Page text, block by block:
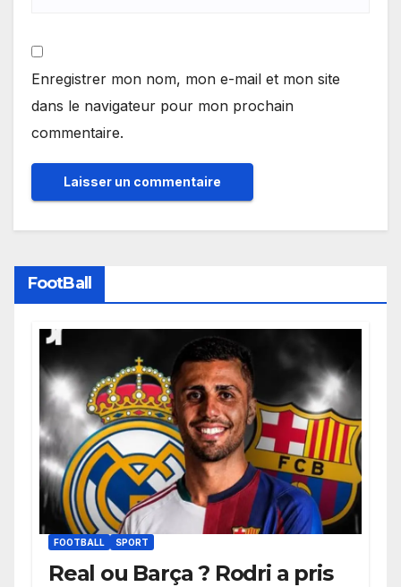
Enregistrer mon nom, mon e-mail et mon site
dans le navigateur pour mon prochain
commentaire.
FootBall
FOOTBALL SPORT
Real ou Barça ? Rodri a pris